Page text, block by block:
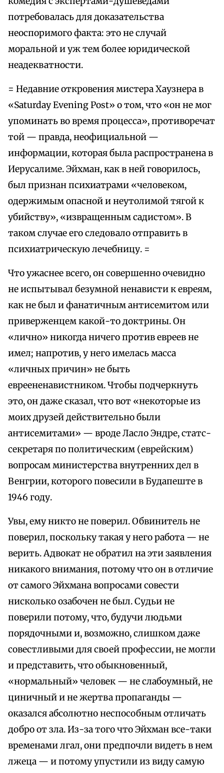
потребовалась для доказательства
неоспоримого факта: это не случай
моральной и уж тем более юридической
неадекватности.
= Недавние откровения мистера Хаузнера в
«Saturday Evening Post» о том, что «он не мог
упоминать во время процесса», противоречат
той — правда, неофициальной —
информации, которая была распространена в
Иерусалиме. Эйхман, как в ней говорилось,
был признан психиатрами «человеком,
одержимым опасной и неутолимой тягой к
убийству», «извращенным садистом». В
таком случае его следовало отправить в
психиатрическую лечебницу. =
Что ужаснее всего, он совершенно очевидно
не испытывал безумной ненависти к евреям,
как не был и фанатичным антисемитом или
приверженцем какой-то доктрины. Он
«лично» никогда ничего против евреев не
имел; напротив, у него имелась масса
«личных причин» не быть
евреененавистником. Чтобы подчеркнуть
это, он даже сказал, что вот «некоторые из
моих друзей действительно были
антисемитами» — вроде Ласло Эндре, статс-
секретаря по политическим (еврейским)
вопросам министерства внутренних дел в
Венгрии, которого повесили в Будапеште в
1946 году.
Увы, ему никто не поверил. Обвинитель не
поверил, поскольку такая у него работа — не
верить. Адвокат не обратил на эти заявления
никакого внимания, потому что он в отличие
от самого Эйхмана вопросами совести
нисколько озабочен не был. Судьи не
поверили потому, что, будучи людьми
порядочными и, возможно, слишком даже
совестливыми для своей профессии, не могли
и представить, что обыкновенный,
«нормальный» человек — не слабоумный, не
циничный и не жертва пропаганды —
оказался абсолютно неспособным отличать
добро от зла. Из-за того что Эйхман все-таки
временами лгал, они предпочли видеть в нем
лжеца — и потому упустили из виду самую